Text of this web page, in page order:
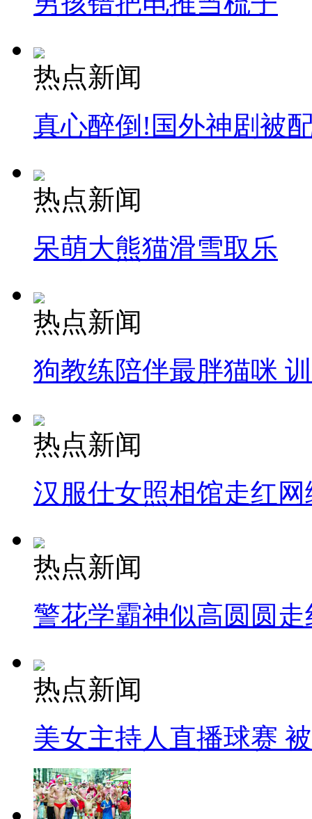
热点新闻
真心醉倒!国外神剧被
热点新闻
呆萌大熊猫滑雪取乐
热点新闻
狗教练陪伴最胖猫咪
热点新闻
汉服仕女照相馆走红网
热点新闻
警花学霸神似高圆圆走
热点新闻
美女主持人直播球赛